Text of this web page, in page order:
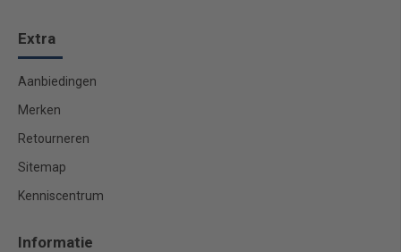
Extra
Aanbiedingen
Merken
Retourneren
Sitemap
Kenniscentrum
Informatie